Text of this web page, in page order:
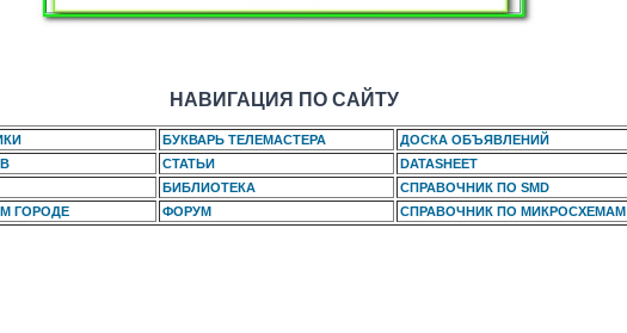
НАВИГАЦИЯ ПО САЙТУ
БУКВАРЬ ТЕЛЕМАСТЕРА
ДОСКА ОБЪЯВЛЕНИЙ
СТАТЬИ
DATASHEET
БИБЛИОТЕКА
СПРАВОЧНИК ПО SMD
ГОРОДЕ
ФОРУМ СПРАВОЧНИК ПО МИКРОСХЕМАМ